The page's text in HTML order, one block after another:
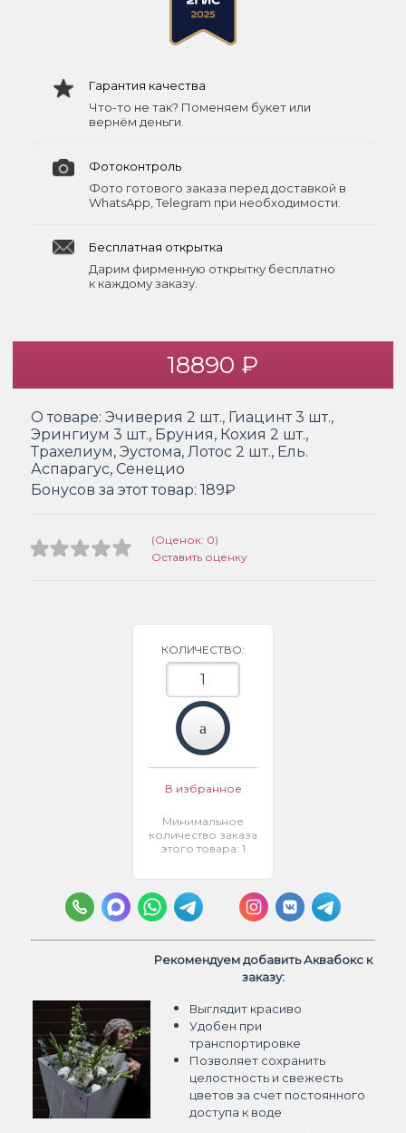
Гарантия качества
Что-то не так? Поменяем букет или
вернём деньги.
Фотоконтроль
Фото готового заказа перед доставкой в
WhatsApp, Telegram при необходимости.
Бесплатная открытка
Дарим фирменную открытку бесплатно
к каждому заказу.
18890 ₽
О товаре: Эчиверия 2 шт., Гиацинт 3 шт.,
Эрингиум 3 шт., Бруния, Кохия 2 шт.,
Трахелиум, Эустома, Лотос 2 шт., Ель.
Аспарагус, Сенецио
Бонусов за этот товар: 189₽
(Оценок: 0)
Оставить оценку
КОЛИЧЕСТВО:
В избранное
Минимальное
количество заказа
этого товара: 1
Рекомендуем добавить Аквабокс к
заказу:
Выглядит красиво
Удобен при
транспортировке
Позволяет сохранить
целостность и свежесть
цветов за счет постоянного
доступа к воде